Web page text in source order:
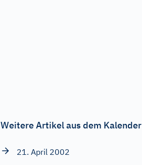
Weitere Artikel aus dem Kalender
21. April 2002